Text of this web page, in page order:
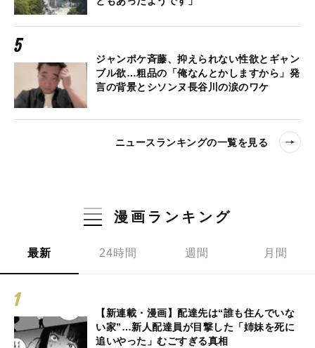
ジャンポケ斉藤、抑えられない性欲とギャン
ブル欲…粗品の「俺なんとかしますから」発
言の背景とシソンヌ長谷川の涙のワケ
ニュースランキングの一覧を見る
漫画ランキング
最新 24時間 週間 月間
【新連載・漫画】配達先は“誰も住んでいな
い家”…新人配達員が目撃した「姉妹を死に
追いやった」むごすぎる真相